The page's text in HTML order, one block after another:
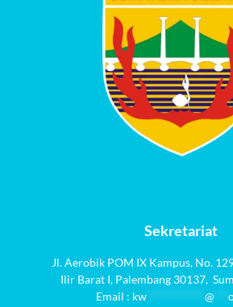
Sekretariat
Jl. Aerobik POM IX Kampus, No.
Ilir Barat I, Palembang 30137,
Email : kw @